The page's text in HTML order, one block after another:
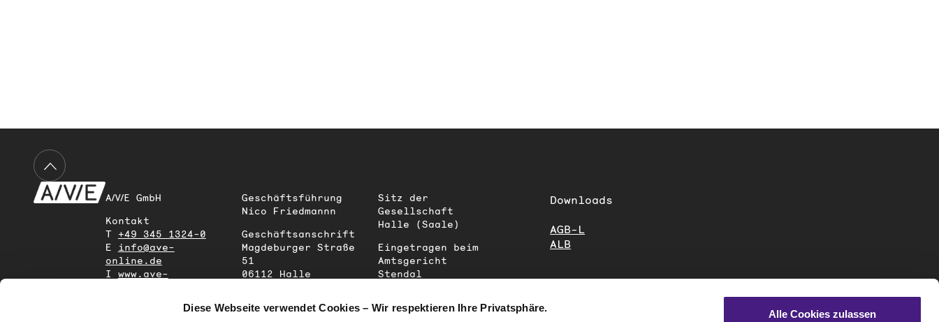
Diese Webseite verwendet Cookies – Wir respektieren Ihre Privatsphäre.
Alle Cookies zulassen
A/V/E GmbH
Kontakt
T +49 345 1324-0
E info@ave-
online.de
I www.ave-
Geschäftsführung
Nico Friedmannn
Geschäftsanschrift
Magdeburger Straße
51
06112 Halle
Deutschland
Sitz der
Gesellschaft
Halle (Saale)
Eingetragen beim
Amtsgericht
Stendal
Nr.
HRB 207670
Downloads
AGB-L
ALB